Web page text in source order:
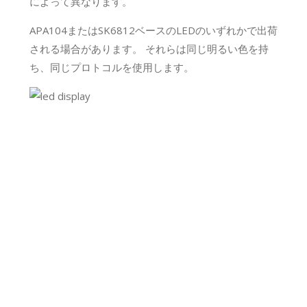
APA104またはSK6812ベースのLEDのいずれかで出荷
される場合があります。 それらは同じ明るい色を持
ち、同じプロトコルを使用します。